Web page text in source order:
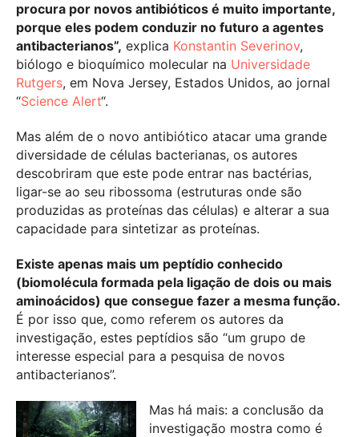
procura por novos antibióticos é muito importante,
porque eles podem conduzir no futuro a agentes
antibacterianos”, explica Konstantin Severinov,
biólogo e bioquímico molecular na Universidade
Rutgers, em Nova Jersey, Estados Unidos, ao jornal
“Science Alert“.
Mas além de o novo antibiótico atacar uma grande
diversidade de células bacterianas, os autores
descobriram que este pode entrar nas bactérias,
ligar-se ao seu ribossoma (estruturas onde são
produzidas as proteínas das células) e alterar a sua
capacidade para sintetizar as proteínas.
Existe apenas mais um peptídio conhecido
(biomolécula formada pela ligação de dois ou mais
aminoácidos) que consegue fazer a mesma função.
É por isso que, como referem os autores da
investigação, estes peptídios são “um grupo de
interesse especial para a pesquisa de novos
antibacterianos”.
Mas há mais: a conclusão da
investigação mostra como é